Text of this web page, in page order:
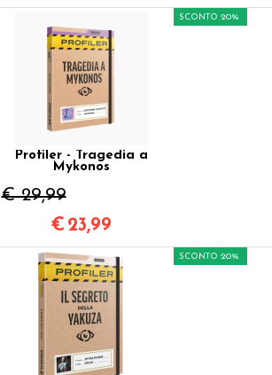
Profiler - Tragedia a
Mykonos
€ 29,99
SCONTO 20%
€ 23,99
SCONTO 20%